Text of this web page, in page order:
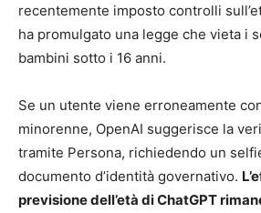
recentemente imposto controlli
ha promulgato una legge che vieta i
bambini sotto i 16 anni.
Se un utente viene erroneamente
minorenne, OpenAI suggerisce la
tramite Persona, richiedendo un
documento d’identità governativo.
previsione dell’età di ChatGPT